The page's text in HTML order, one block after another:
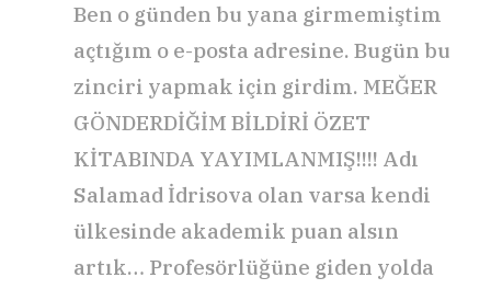
Ben o günden bu yana girmemiştim
açtığım o e-posta adresine. Bugün bu
zinciri yapmak için girdim. MEĞER
GÖNDERDİĞİM BİLDİRİ ÖZET
KİTABINDA YAYIMLANMIŞ!!!! Adı
Salamad İdrisova olan varsa kendi
ülkesinde akademik puan alsın
artık… Profesörlüğüne giden yolda